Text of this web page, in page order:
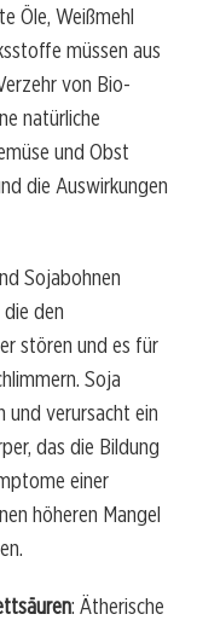
Öle, Weißmehl
müssen aus
von Bio-
natürliche
und Obst
die Auswirkungen
Sojabohnen
den
stören und es für
Soja
und verursacht ein
das die Bildung
einer
höheren Mangel
: Ätherische